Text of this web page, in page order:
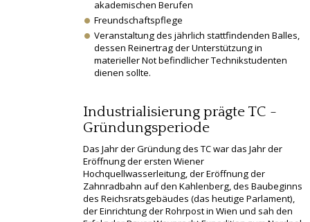
akademischen Berufen
Freundschaftspflege
Veranstaltung des jährlich stattfindenden Balles,
dessen Reinertrag der Unterstützung in
materieller Not befindlicher Technikstudenten
dienen sollte.
Industrialisierung prägte TC -
Gründungsperiode
Das Jahr der Gründung des TC war das Jahr der
Eröffnung der ersten Wiener
Hochquellwasserleitung, der Eröffnung der
Zahnradbahn auf den Kahlenberg, des Baubeginns
des Reichsratsgebäudes (das heutige Parlament),
der Einrichtung der Rohrpost in Wien und sah den